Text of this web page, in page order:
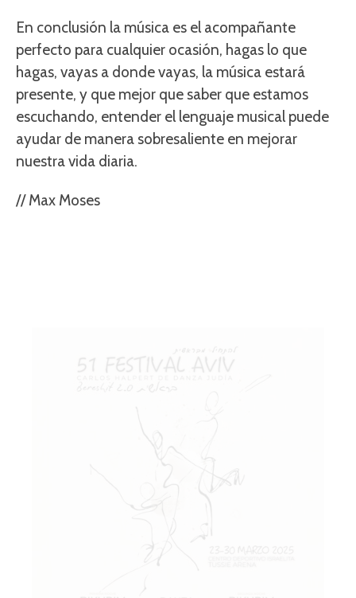
En conclusión la música es el acompañante
perfecto para cualquier ocasión, hagas lo que
hagas, vayas a donde vayas, la música estará
presente, y que mejor que saber que estamos
escuchando, entender el lenguaje musical puede
ayudar de manera sobresaliente en mejorar
nuestra vida diaria.
// Max Moses